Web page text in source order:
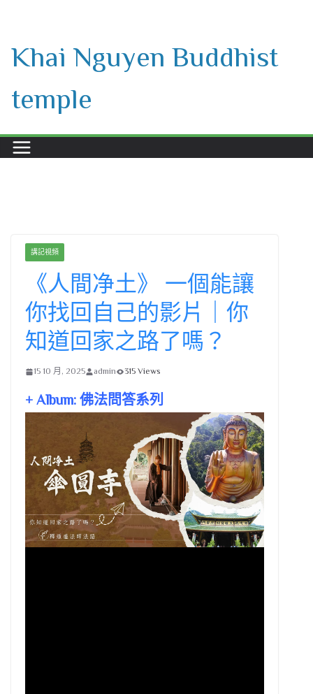
content
Khai Nguyen Buddhist
temple
講記視頻
《人間净土》 一個能讓
你找回自己的影片｜你
知道回家之路了嗎？
15 10 月, 2025 admin 315 Views
+ Album: 佛法問答系列